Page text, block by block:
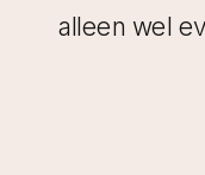
alleen wel